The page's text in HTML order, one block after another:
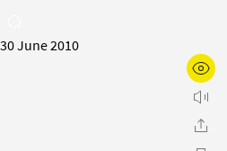
30 June 2010